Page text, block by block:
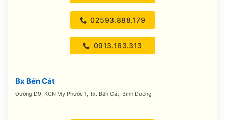
02593.888.179
0913.163.313
Bx Bến Cát
Đường D9, KCN Mỹ Phước 1, Tx. Bến Cát, Bình Dương